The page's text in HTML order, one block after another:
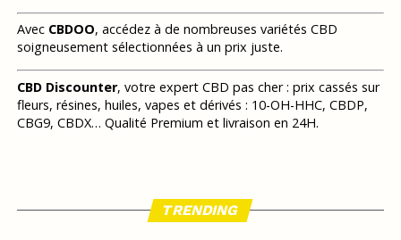
Avec CBDOO, accédez à de nombreuses variétés CBD
soigneusement sélectionnées à un prix juste.
CBD Discounter, votre expert CBD pas cher : prix cassés sur
fleurs, résines, huiles, vapes et dérivés : 10-OH-HHC, CBDP,
CBG9, CBDX… Qualité Premium et livraison en 24H.
TRENDING